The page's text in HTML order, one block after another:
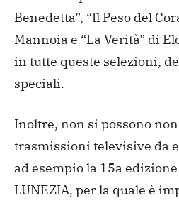
Benedetta”, “Il Peso del
Mannoia e “La Verità” di
in tutte queste selezioni,
speciali.
Inoltre, non si possono
trasmissioni televisive da
ad esempio la 15a edizione
LUNEZIA, per la quale è